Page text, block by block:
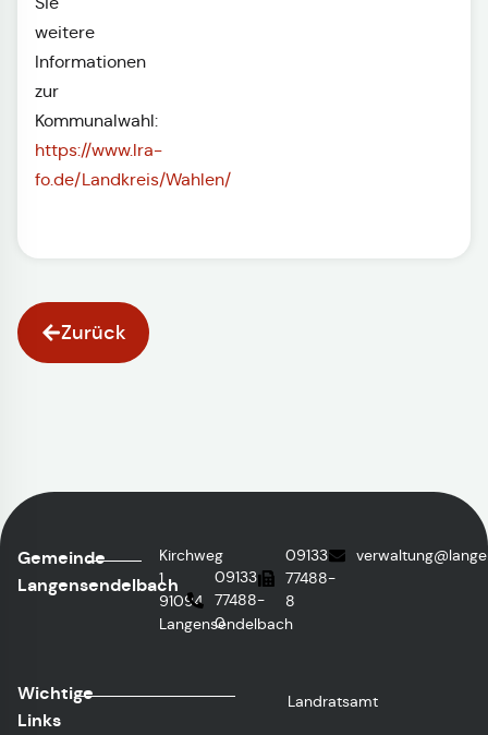
weitere
Informationen
zur
Kommunalwahl:
https://www.lra-
fo.de/Landkreis/Wahlen/
Zurück
Gemeinde
Langensendelbach
Kirchweg
1
91094
Langensendelbach
09133
77488-
0
09133
77488-
8
Wichtige
Links
Landratsamt